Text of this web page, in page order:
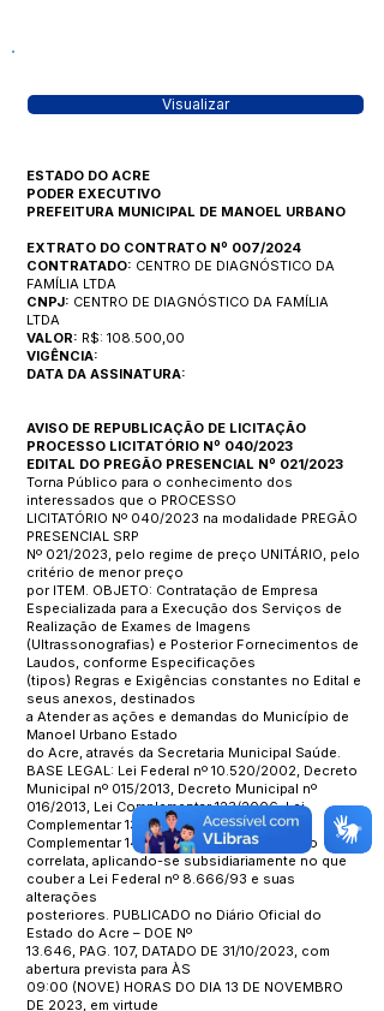
Visualizar
ESTADO DO ACRE
PODER EXECUTIVO
PREFEITURA MUNICIPAL DE MANOEL URBANO
EXTRATO DO CONTRATO Nº 007/2024
CONTRATADO: CENTRO DE DIAGNÓSTICO DA
FAMÍLIA LTDA
CNPJ: CENTRO DE DIAGNÓSTICO DA FAMÍLIA
LTDA
VALOR: R$: 108.500,00
VIGÊNCIA:
DATA DA ASSINATURA:
AVISO DE REPUBLICAÇÃO DE LICITAÇÃO
PROCESSO LICITATÓRIO Nº 040/2023
EDITAL DO PREGÃO PRESENCIAL Nº 021/2023
Torna Público para o conhecimento dos
interessados que o PROCESSO
LICITATÓRIO Nº 040/2023 na modalidade PREGÃO
PRESENCIAL SRP
Nº 021/2023, pelo regime de preço UNITÁRIO, pelo
critério de menor preço
por ITEM. OBJETO: Contratação de Empresa
Especializada para a Execução dos Serviços de
Realização de Exames de Imagens
(Ultrassonografias) e Posterior Fornecimentos de
Laudos, conforme Especificações
(tipos) Regras e Exigências constantes no Edital e
seus anexos, destinados
a Atender as ações e demandas do Município de
Manoel Urbano Estado
do Acre, através da Secretaria Municipal Saúde.
BASE LEGAL: Lei Federal nº 10.520/2002, Decreto
Municipal nº 015/2013, Decreto Municipal nº
016/2013, Lei Complementar 123/2006, Lei
Complementar 139/2011 e Lei
Complementar 147/2014 e demais legislação
correlata, aplicando-se subsidiariamente no que
couber a Lei Federal nº 8.666/93 e suas
alterações
posteriores. PUBLICADO no Diário Oficial do
Estado do Acre – DOE Nº
13.646, PAG. 107, DATADO DE 31/10/2023, com
abertura prevista para ÀS
09:00 (NOVE) HORAS DO DIA 13 DE NOVEMBRO
DE 2023, em virtude